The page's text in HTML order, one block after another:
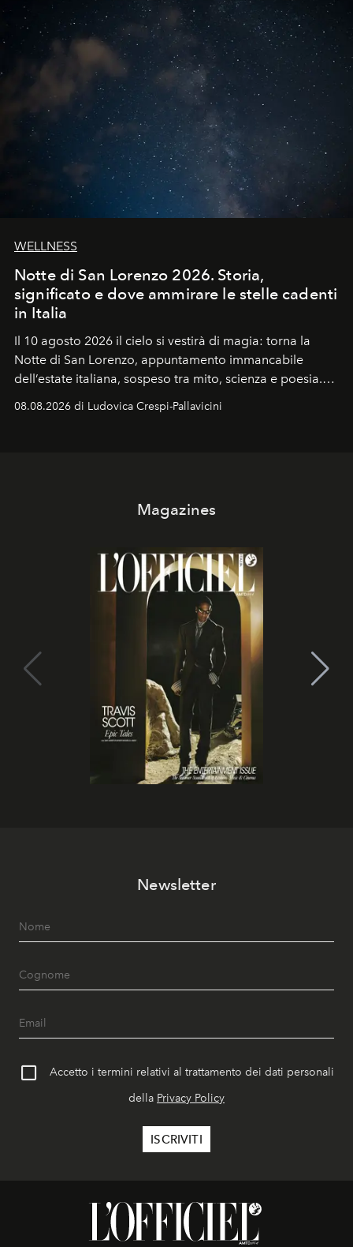
WELLNESS
Notte di San Lorenzo 2026. Storia,
significato e dove ammirare le stelle cadenti
in Italia
Il 10 agosto 2026 il cielo si vestirà di magia: torna la
Notte di San Lorenzo, appuntamento immancabile
dell’estate italiana, sospeso tra mito, scienza e poesia.
Sarà il momento in cui gli occhi si alzano verso la volta
celeste per seguire il passaggio delle
08.08.2026 di Ludovica Crespi-Pallavicini
Magazines
Newsletter
Accetto i termini relativi al trattamento dei dati personali
della Privacy Policy